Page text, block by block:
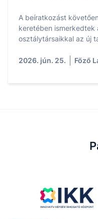
A beíratkozást
keretében ismerkedtek
osztálytársaikkal az új
2026. jún. 25. Főző